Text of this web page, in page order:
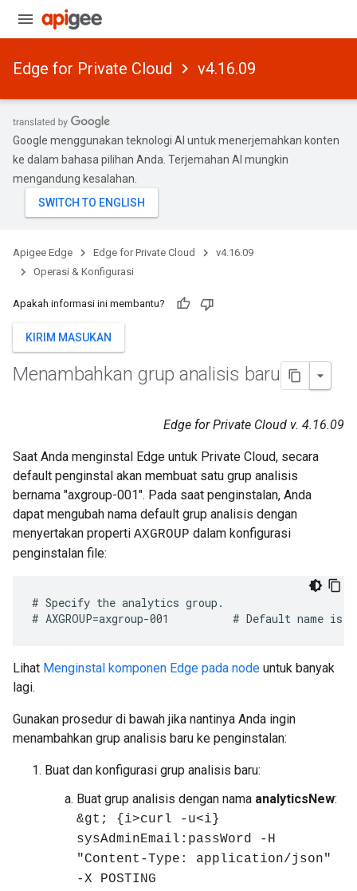
Edge for Private Cloud v4.16.09
Google menggunakan teknologi AI untuk menerjemahkan konten
ke dalam bahasa pilihan Anda. Terjemahan AI mungkin
mengandung kesalahan.
Apigee Edge Edge for Private Cloud
v4.16.09
Operasi & Konfigurasi
Apakah informasi ini membantu?
KIRIM MASUKAN
Menambahkan grup analisis baru
Edge for Private Cloud v. 4.16.09
Saat Anda menginstal Edge untuk Private Cloud, secara
default penginstal akan membuat satu grup analisis
bernama "axgroup-001". Pada saat penginstalan, Anda
dapat mengubah nama default grup analisis dengan
menyertakan properti AXGROUP dalam konfigurasi
penginstalan file:
# Specify the analytics group.
# AXGROUP=axgroup-001          # Default name is
Lihat Menginstal komponen Edge pada node untuk banyak
lagi.
Gunakan prosedur di bawah jika nantinya Anda ingin
menambahkan grup analisis baru ke penginstalan:
Buat dan konfigurasi grup analisis baru:
Buat grup analisis dengan nama analyticsNew:
&gt; {i>curl -u<i}
sysAdminEmail:passWord -H
"Content-Type: application/json"
-X POSTING